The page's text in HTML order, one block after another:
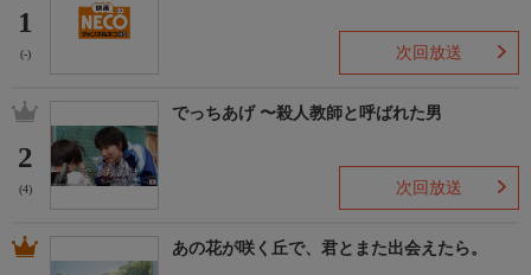
1
(-) 次回放送
2
(4)
でっちあげ 〜殺人教師と呼ばれた男
次回放送
あの花が咲く丘で、君とまた出会えたら。